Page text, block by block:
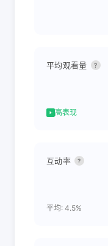
平均观看量 ?
高表现
互动率 ?
平均: 4.5%